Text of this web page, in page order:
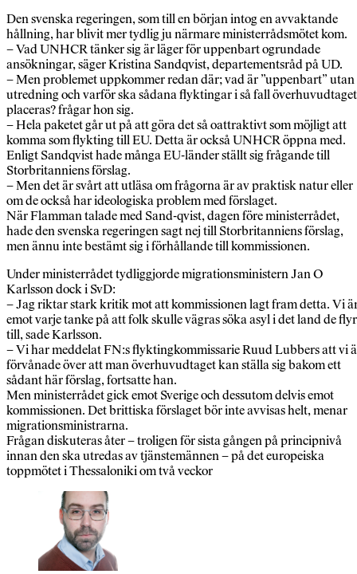
Den svenska regeringen, som till en början intog en avvaktande
hållning, har blivit mer tydlig ju närmare ministerrådsmötet kom.
– Vad UNHCR tänker sig är läger för uppenbart ogrundade
ansökningar, säger Kristina Sandqvist, departementsråd på UD.
– Men problemet uppkommer redan där; vad är ”uppenbart” utan
utredning och varför ska sådana flyktingar i så fall överhuvudtaget
placeras? frågar hon sig.
– Hela paketet går ut på att göra det så oattraktivt som möjligt att
komma som flykting till EU. Detta är också UNHCR öppna med.
Enligt Sandqvist hade många EU-länder ställt sig frågande till
Storbritanniens förslag.
– Men det är svårt att utläsa om frågorna är av praktisk natur eller
om de också har ideologiska problem med förslaget.
När Flamman talade med Sand-qvist, dagen före ministerrådet,
hade den svenska regeringen sagt nej till Storbritanniens förslag,
men ännu inte bestämt sig i förhållande till kommissionen.
Under ministerrådet tydliggjorde migrationsministern Jan O
Karlsson dock i SvD:
– Jag riktar stark kritik mot att kommissionen lagt fram detta. Vi
emot varje tanke på att folk skulle vägras söka asyl i det land de flyr
till, sade Karlsson.
– Vi har meddelat FN:s flyktingkommissarie Ruud Lubbers att vi
förvånade över att man överhuvudtaget kan ställa sig bakom ett
sådant här förslag, fortsatte han.
Men ministerrådet gick emot Sverige och dessutom delvis emot
kommissionen. Det brittiska förslaget bör inte avvisas helt, menar
migrationsministrarna.
Frågan diskuteras åter – troligen för sista gången på principnivå
innan den ska utredas av tjänstemännen – på det europeiska
toppmötet i Thessaloniki om två veckor